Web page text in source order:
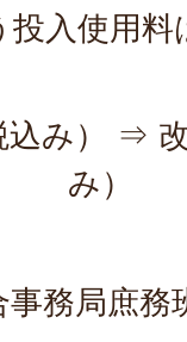
投入使用
込み） ⇒
み）
事務局庶務